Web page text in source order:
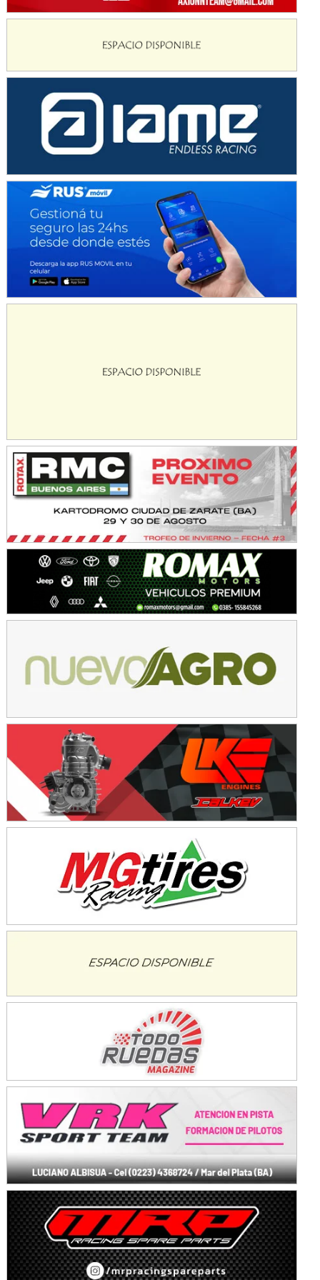
Ciudad de Trenque Lauquen (Asfalto)
Trenque Lauquen (Buenos Aires)
ENTRERRIANO - F6 (POSTERGADA)
Parque de la Velocidad (Asfalto)
Villaguay (Entre Ríos)
VICTORIENSE - F7
El Cerro (Tierra)
PATAGONICO - F6
Gral. E. Godoy (Río Negro)
CSK - F7
Humboldt (Santa Fe)
NORESTE SANTAFESINO - F6